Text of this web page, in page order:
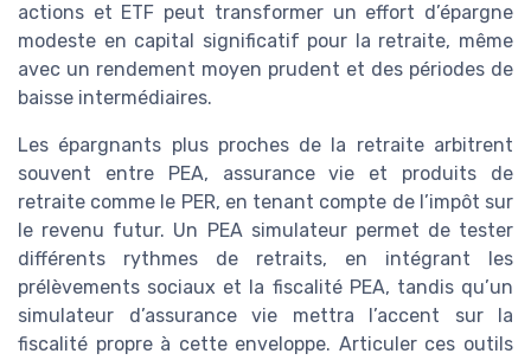
actions et ETF peut transformer un effort d’épargne
modeste en capital significatif pour la retraite, même
avec un rendement moyen prudent et des périodes de
baisse intermédiaires.
Les épargnants plus proches de la retraite arbitrent
souvent entre PEA, assurance vie et produits de
retraite comme le PER, en tenant compte de l’impôt sur
le revenu futur. Un PEA simulateur permet de tester
différents rythmes de retraits, en intégrant les
prélèvements sociaux et la fiscalité PEA, tandis qu’un
simulateur d’assurance vie mettra l’accent sur la
fiscalité propre à cette enveloppe. Articuler ces outils